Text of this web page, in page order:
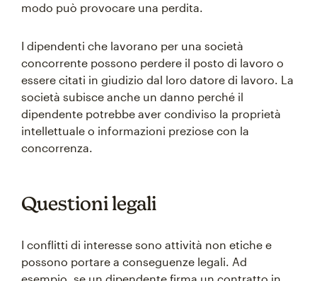
modo può provocare una perdita.
I dipendenti che lavorano per una società
concorrente possono perdere il posto di lavoro o
essere citati in giudizio dal loro datore di lavoro. La
società subisce anche un danno perché il
dipendente potrebbe aver condiviso la proprietà
intellettuale o informazioni preziose con la
concorrenza.
Questioni legali
I conflitti di interesse sono attività non etiche e
possono portare a conseguenze legali. Ad